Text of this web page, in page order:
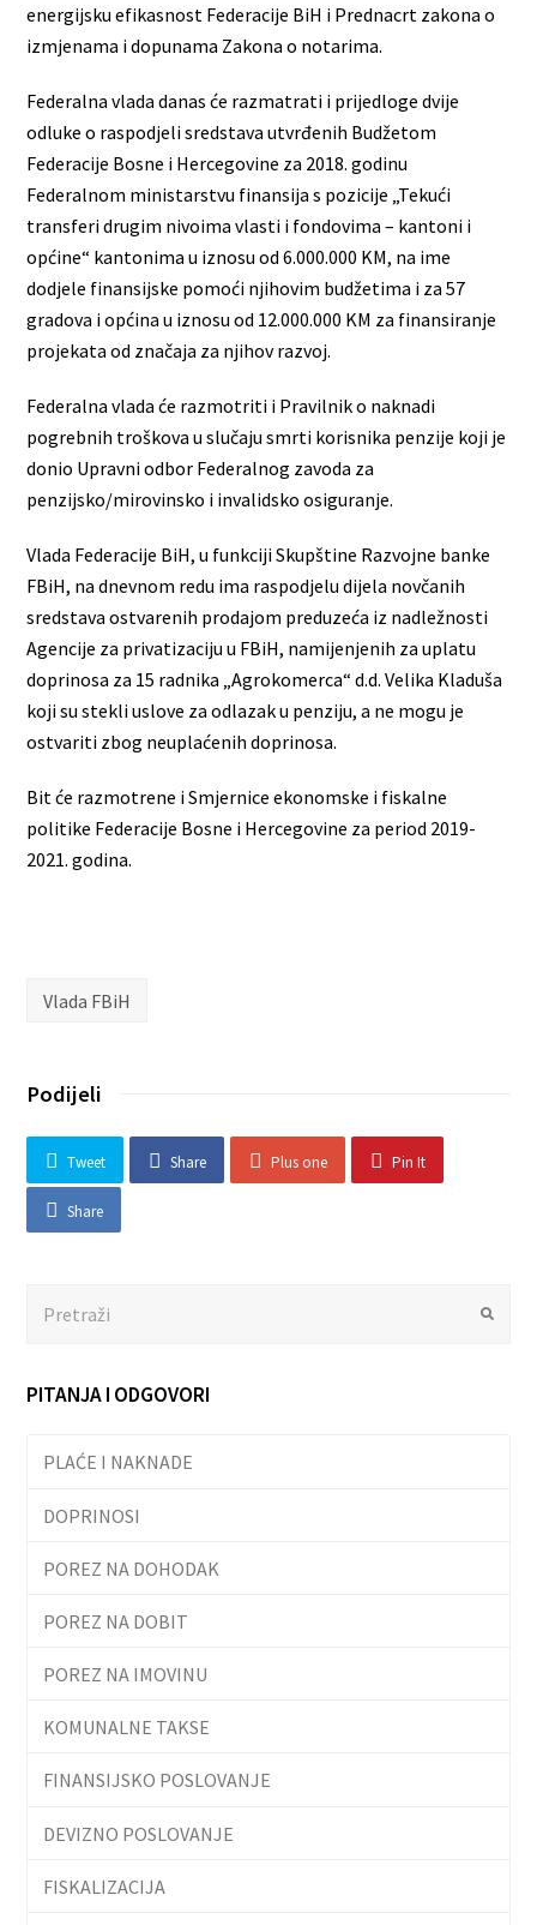
energijsku efikasnost Federacije BiH i Prednacrt zakona o
izmjenama i dopunama Zakona o notarima.
Federalna vlada danas će razmatrati i prijedloge dvije
odluke o raspodjeli sredstava utvrđenih Budžetom
Federacije Bosne i Hercegovine za 2018. godinu
Federalnom ministarstvu finansija s pozicije „Tekući
transferi drugim nivoima vlasti i fondovima – kantoni i
općine“ kantonima u iznosu od 6.000.000 KM, na ime
dodjele finansijske pomoći njihovim budžetima i za 57
gradova i općina u iznosu od 12.000.000 KM za finansiranje
projekata od značaja za njihov razvoj.
Federalna vlada će razmotriti i Pravilnik o naknadi
pogrebnih troškova u slučaju smrti korisnika penzije koji je
donio Upravni odbor Federalnog zavoda za
penzijsko/mirovinsko i invalidsko osiguranje.
Vlada Federacije BiH, u funkciji Skupštine Razvojne banke
FBiH, na dnevnom redu ima raspodjelu dijela novčanih
sredstava ostvarenih prodajom preduzeća iz nadležnosti
Agencije za privatizaciju u FBiH, namijenjenih za uplatu
doprinosa za 15 radnika „Agrokomerca“ d.d. Velika Kladuša
koji su stekli uslove za odlazak u penziju, a ne mogu je
ostvariti zbog neuplaćenih doprinosa.
Bit će razmotrene i Smjernice ekonomske i fiskalne
politike Federacije Bosne i Hercegovine za period 2019-
2021. godina.
Vlada FBiH
Podijeli
Tweet Share Plus one Pin It
Share
Submit
PITANJA I ODGOVORI
PLAĆE I NAKNADE
DOPRINOSI
POREZ NA DOHODAK
POREZ NA DOBIT
POREZ NA IMOVINU
KOMUNALNE TAKSE
FINANSIJSKO POSLOVANJE
DEVIZNO POSLOVANJE
FISKALIZACIJA